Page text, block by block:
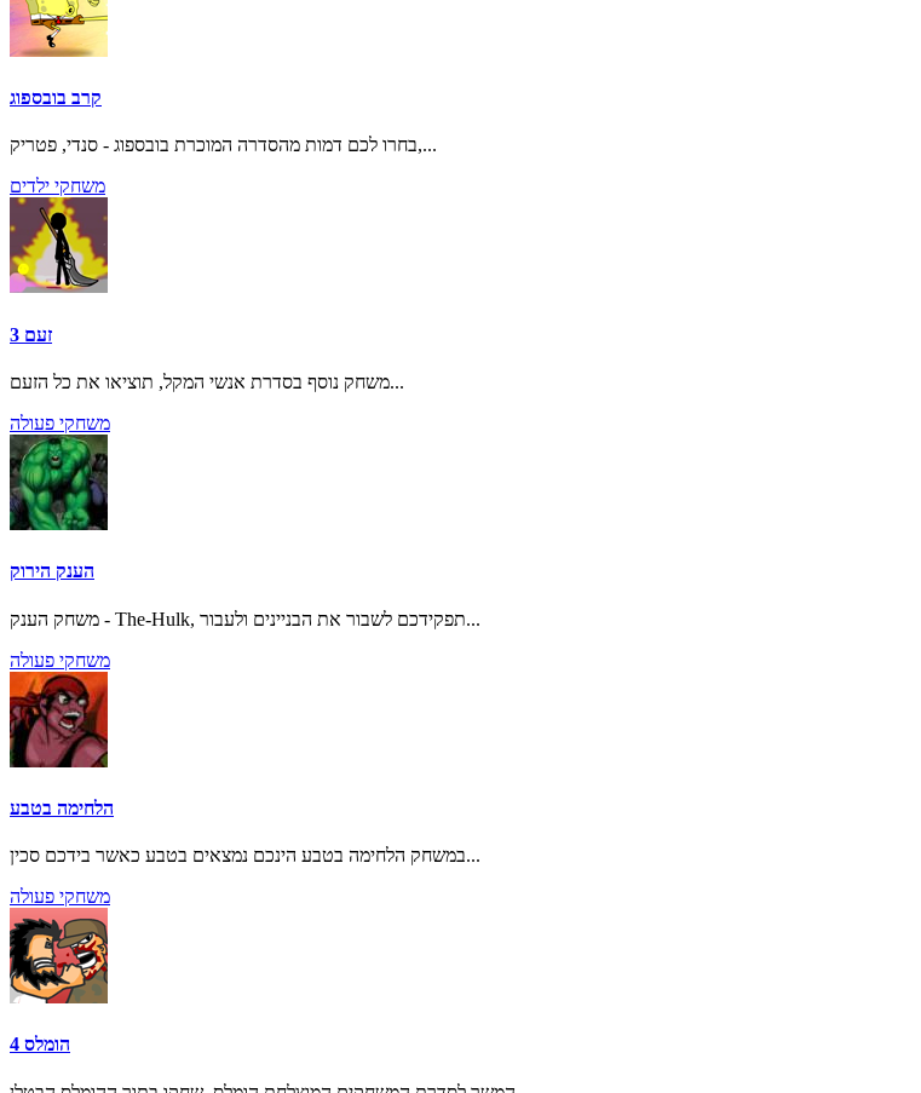
קרב בובספוג
בחרו לכם דמות מהסדרה המוכרת בובספוג - סנדי, פטריק,...
משחקי ילדים
זעם 3
משחק נוסף בסדרת אנשי המקל, תוציאו את כל הזעם...
משחקי פעולה
הענק הירוק
משחק הענק - The-Hulk, תפקידכם לשבור את הבניינים ולעבור...
משחקי פעולה
הלחימה בטבע
במשחק הלחימה בטבע הינכם נמצאים בטבע כאשר בידכם סכין...
משחקי פעולה
הומלס 4